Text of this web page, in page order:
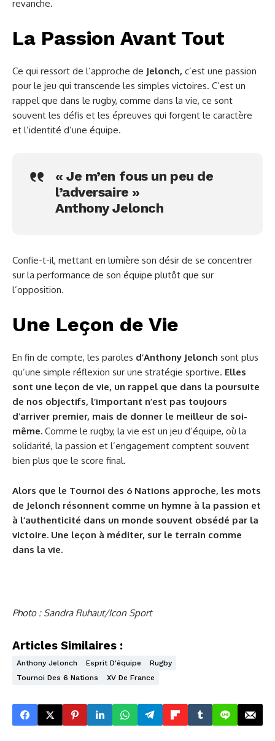
revanche.
La Passion Avant Tout
Ce qui ressort de l’approche de Jelonch, c’est une passion
pour le jeu qui transcende les simples victoires. C’est un
rappel que dans le rugby, comme dans la vie, ce sont
souvent les défis et les épreuves qui forgent le caractère
et l’identité d’une équipe.
« Je m’en fous un peu de
l’adversaire »
Anthony Jelonch
Confie-t-il, mettant en lumière son désir de se concentrer
sur la performance de son équipe plutôt que sur
l’opposition.
Une Leçon de Vie
En fin de compte, les paroles d’Anthony Jelonch sont plus
qu’une simple réflexion sur une stratégie sportive. Elles
sont une leçon de vie, un rappel que dans la poursuite
de nos objectifs, l’important n’est pas toujours
d’arriver premier, mais de donner le meilleur de soi-
même. Comme le rugby, la vie est un jeu d’équipe, où la
solidarité, la passion et l’engagement comptent souvent
bien plus que le score final.
Alors que le Tournoi des 6 Nations approche, les mots
de Jelonch résonnent comme un hymne à la passion et
à l’authenticité dans un monde souvent obsédé par la
victoire. Une leçon à méditer, sur le terrain comme
dans la vie.
Photo : Sandra Ruhaut/Icon Sport
Articles Similaires :
Anthony Jelonch Esprit D'équipe
Rugby
Tournoi Des 6 Nations
XV De France